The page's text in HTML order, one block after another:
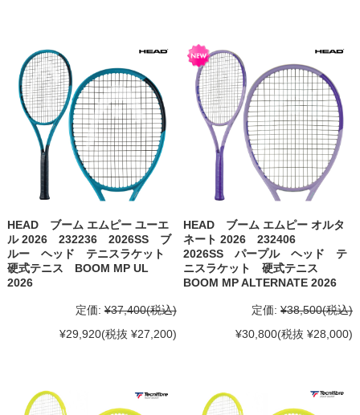
HEAD ブーム エムピー ユーエ
ル 2026 232236 2026SS ブ
ルー ヘッド テニスラケット
硬式テニス BOOM MP UL
2026
定価: ¥37,400(税込)
¥29,920(税抜 ¥27,200)
HEAD ブーム エムピー オルタ
ネート 2026 232406
2026SS パープル ヘッド テ
ニスラケット 硬式テニス
BOOM MP ALTERNATE 2026
定価: ¥38,500(税込)
¥30,800(税抜 ¥28,000)